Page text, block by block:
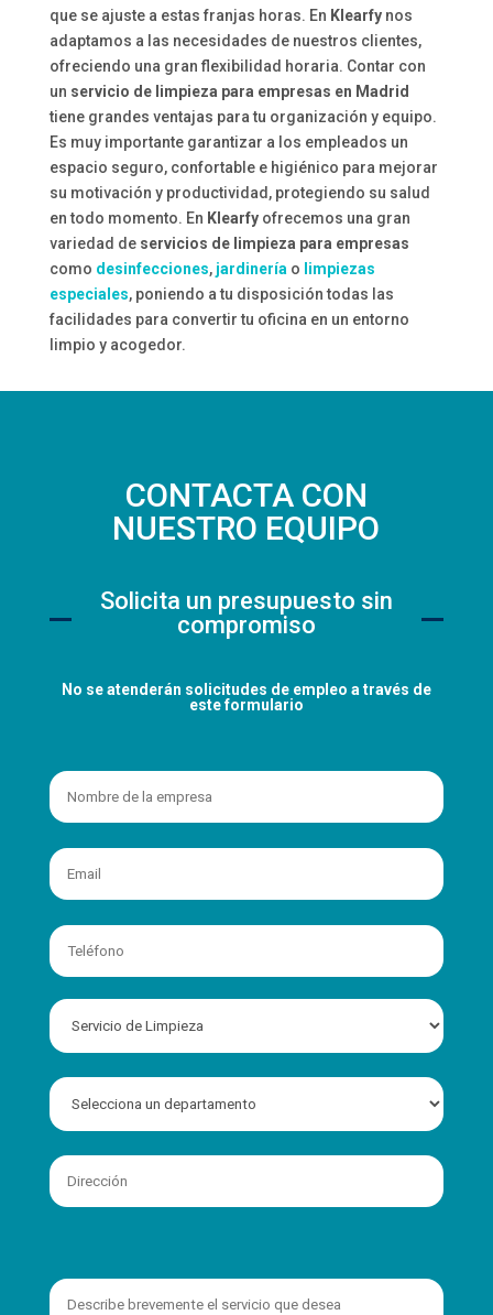
que se ajuste a estas franjas horas. En Klearfynos
adaptamos a las necesidades de nuestros clientes,
ofreciendo una gran flexibilidad horaria. Contar con
un servicio de limpieza para empresas en Madrid
tiene grandes ventajas para tu organización y equipo.
Es muy importante garantizar a los empleados un
espacio seguro, confortable e higiénico para mejorar
su motivación y productividad, protegiendo su salud
en todo momento. En Klearfyofrecemos una gran
variedad de servicios de limpieza para empresas
como desinfecciones, jardinería o limpiezas
especiales, poniendo a tu disposición todas las
facilidades para convertir tu oficina en un entorno
limpio y acogedor.
CONTACTA CON
NUESTRO EQUIPO
Solicita un presupuesto sin
compromiso
No se atenderán solicitudes de empleo a través de
este formulario